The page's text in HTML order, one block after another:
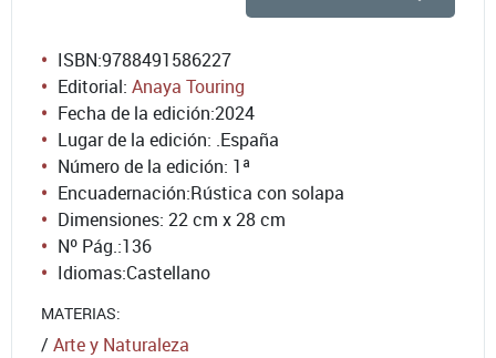
ISBN:9788491586227
Editorial: Anaya Touring
Fecha de la edición:2024
Lugar de la edición: .España
Número de la edición: 1ª
Encuadernación:Rústica con solapa
Dimensiones: 22 cm x 28 cm
Nº Pág.:136
Idiomas:Castellano
MATERIAS:
/ Arte y Naturaleza